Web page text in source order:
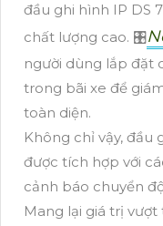
đầu ghi hình IP DS
chất lượng cao. 🎛
người dùng lắp đặt
trong bãi xe để
toàn diện.
Không chỉ vậy, đầu
được tích hợp với
cảnh báo chuyển
Mang lại giá trị